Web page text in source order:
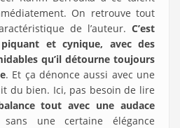
On retrouve tout
de l’auteur. C’est
et cynique, avec des
qu’il détourne toujours
. Et ça dénonce aussi avec une
du bien. Ici, pas besoin de lire
tout avec une audace
une certaine élégance